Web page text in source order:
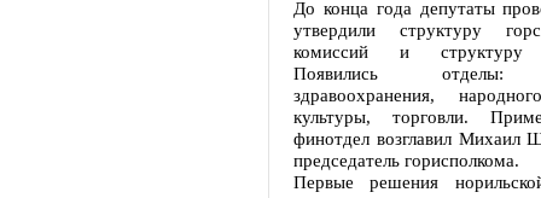
До конца года депутаты
утвердили структуру
комиссий и структуру
Появились отделы:
здравоохранения,
культуры, торговли.
финотдел возглавил Михаил
председатель горисполкома.
Первые решения